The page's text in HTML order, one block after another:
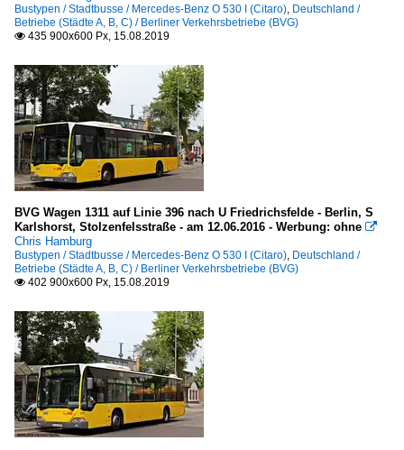
Bustypen / Stadtbusse / Mercedes-Benz O 530 I (Citaro), Deutschland /
Betriebe (Städte A, B, C) / Berliner Verkehrsbetriebe (BVG)
 435 900x600 Px, 15.08.2019
BVG Wagen 1311 auf Linie 396 nach U Friedrichsfelde - Berlin, S
Karlshorst, Stolzenfelsstraße - am 12.06.2016 - Werbung: ohne 
Chris Hamburg
Bustypen / Stadtbusse / Mercedes-Benz O 530 I (Citaro), Deutschland /
Betriebe (Städte A, B, C) / Berliner Verkehrsbetriebe (BVG)
 402 900x600 Px, 15.08.2019